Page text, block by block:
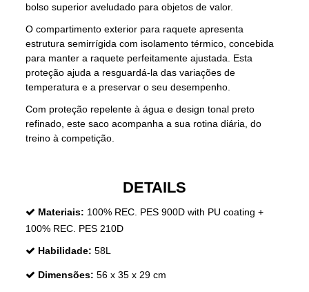
bolso superior aveludado para objetos de valor.
O compartimento exterior para raquete apresenta
estrutura semirrígida com isolamento térmico, concebida
para manter a raquete perfeitamente ajustada. Esta
proteção ajuda a resguardá-la das variações de
temperatura e a preservar o seu desempenho.
Com proteção repelente à água e design tonal preto
refinado, este saco acompanha a sua rotina diária, do
treino à competição.
DETAILS
Materiais: 100% REC. PES 900D with PU coating +
100% REC. PES 210D
Habilidade: 58L
Dimensões: 56 x 35 x 29 cm